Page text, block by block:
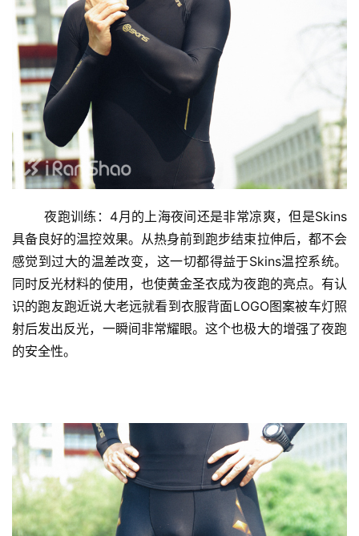
	夜跑训练：4月的上海夜间还是非常凉爽，但是Skins
具备良好的温控效果。从热身前到跑步结束拉伸后，都不会
感觉到过大的温差改变，这一切都得益于Skins温控系统。
同时反光材料的使用，也使黄金圣衣成为夜跑的亮点。有认
识的跑友跑近说大老远就看到衣服背面LOGO图案被车灯照
射后发出反光，一瞬间非常耀眼。这个也极大的增强了夜跑
的安全性。